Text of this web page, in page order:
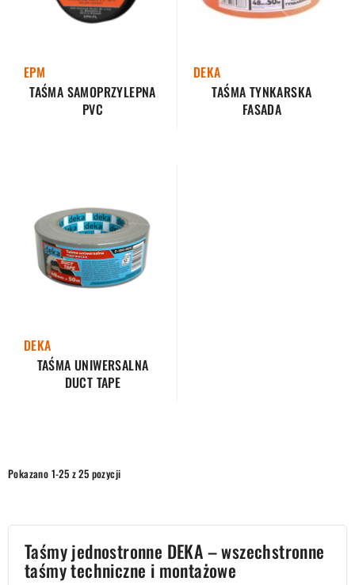
EPM
TAŚMA SAMOPRZYLEPNA
PVC
DEKA
TAŚMA TYNKARSKA
FASADA
DEKA
TAŚMA UNIWERSALNA
DUCT TAPE
Pokazano 1-25 z 25 pozycji
Taśmy jednostronne DEKA – wszechstronne
taśmy techniczne i montażowe